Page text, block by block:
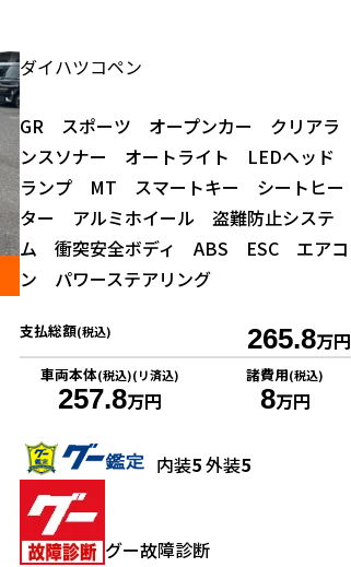
ダイハツコペン
GR スポーツ オープンカー クリアラ
ンスソナー オートライト LEDヘッド
ランプ MT スマートキー シートヒー
ター アルミホイール 盗難防止システ
ム 衝突安全ボディ ABS ESC エアコ
ン パワーステアリング
支払総額(税込) 265.8万円
車両本体(税込)(リ済込)
257.8万円
諸費用(税込)
8万円
内装5外装5
グー故障診断